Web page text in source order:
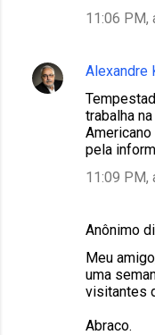
11:06 PM,
Alexandre
trabalha
pela
11:09 PM,
Anônimo
Meu
uma
visitantes
Abraco.